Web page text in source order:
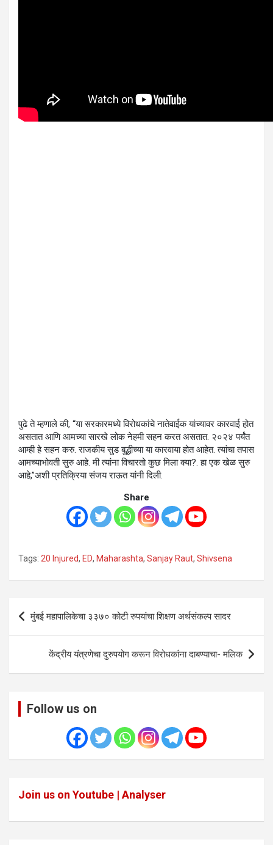
पुढे ते म्हणाले की, “या सरकारमध्ये विरोधकांचे नातेवाईक यांच्यावर कारवाई होत
असतात आणि आमच्या सारखे लोक नेहमी सहन करत असतात. २०२४ पर्यंत
आम्ही हे सहन करु. राजकीय सुड बुद्धीच्या या कारवाया होत आहेत. त्यांचा तपास
आमच्याभोवती सुरु आहे. मी त्यांना विचारतो कुछ मिला क्या?. हा एक खेळ सुरु
आहे,”अशी प्रतिक्रिया संजय राऊत यांनी दिली.
Share
Tags: 20 Injured, ED, Maharashta, Sanjay Raut, Shivsena
Post
navigation
मुंबई महापालिकेचा ३३७० कोटी रुपयांचा शिक्षण अर्थसंकल्प सादर
केंद्रीय यंत्रणेचा दुरुपयोग करून विरोधकांना दाबण्याचा- मलिक
Follow us on
Join us on Youtube | Analyser